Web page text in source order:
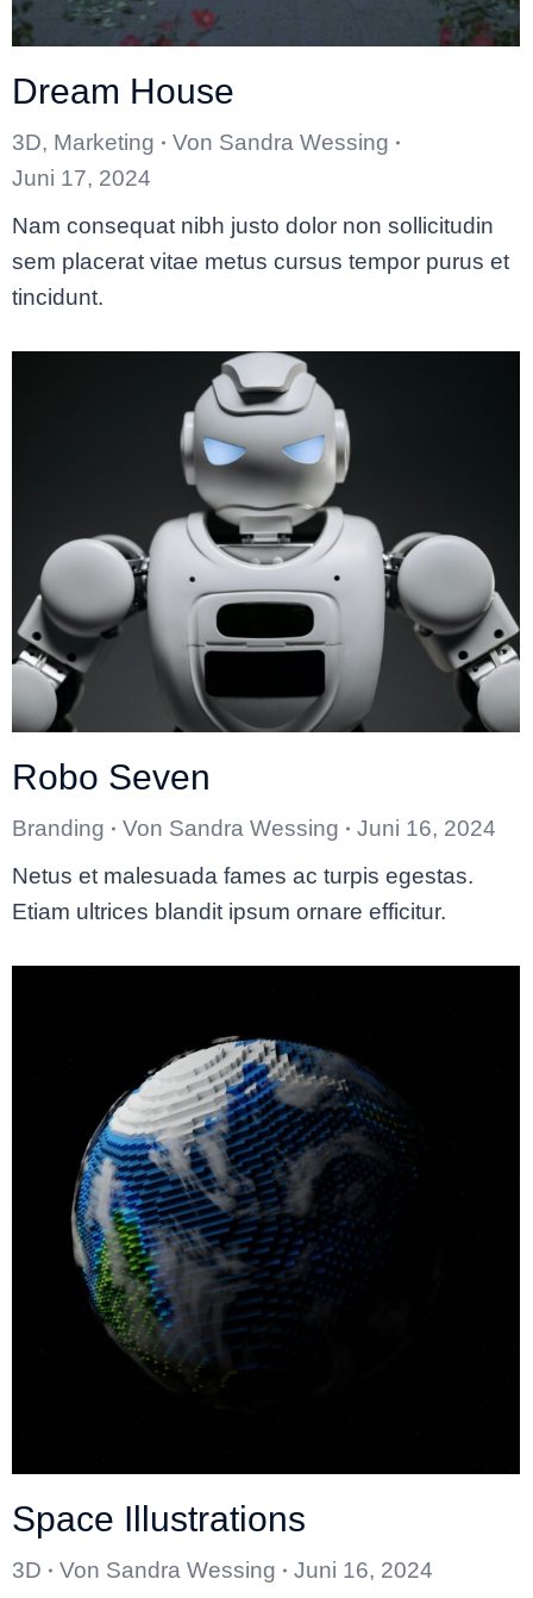
Dream House
3D, Marketing Von Sandra Wessing
Juni 17, 2024
Nam consequat nibh justo dolor non sollicitudin
sem placerat vitae metus cursus tempor purus et
tincidunt.
Robo Seven
Branding Von Sandra Wessing
Juni 16, 2024
Netus et malesuada fames ac turpis egestas.
Etiam ultrices blandit ipsum ornare efficitur.
Space Illustrations
3D Von Sandra Wessing Juni 16, 2024